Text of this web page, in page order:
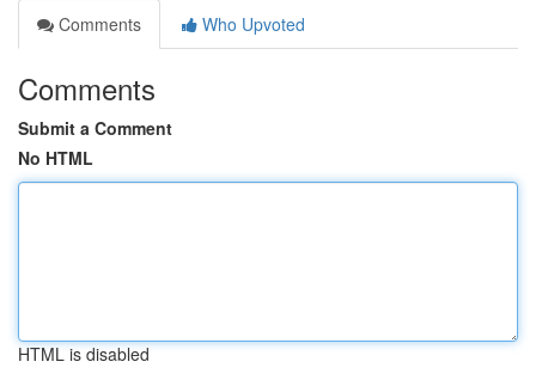
Comments
Who Upvoted
Comments
Submit a Comment
No HTML
HTML is disabled